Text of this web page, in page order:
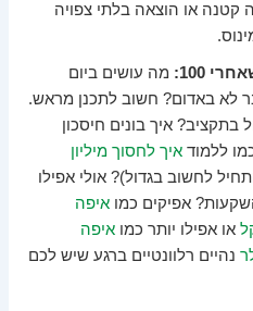
קטנה או הוצאה בלתי צפויה
100:
מה עושים ביום
כבר לא באדום? חשוב לתכנן מראש.
איך בונים חיסכון
ללמודאיך לחסוך מיליון
לחשוב בגדול)? אולי אפילו
אפיקים כמואיפה
או אפילו יותר כמואיפה
נהיים רלוונטיים ברגע שיש לכם